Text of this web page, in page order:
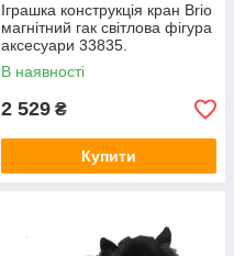
Іграшка конструкція кран Brio
магнітний гак світлова фігура
аксесуари 33835.
В наявності
2 529 ₴
Купити